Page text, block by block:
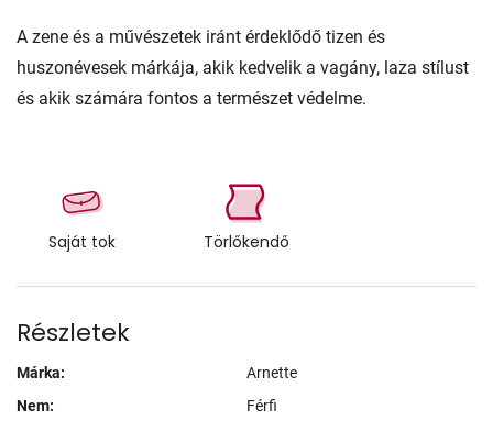
A zene és a művészetek iránt érdeklődő tizen és
huszonévesek márkája, akik kedvelik a vagány, laza stílust
és akik számára fontos a természet védelme.
Saját tok Törlőkendő
Részletek
Márka:
Arnette
Nem:
Férfi